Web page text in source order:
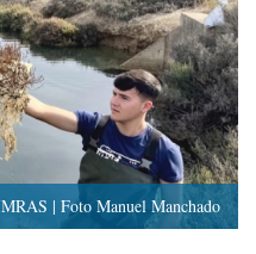
| Foto Manuel Manchado